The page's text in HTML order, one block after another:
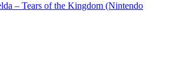
– Tears of the Kingdom (Nintendo